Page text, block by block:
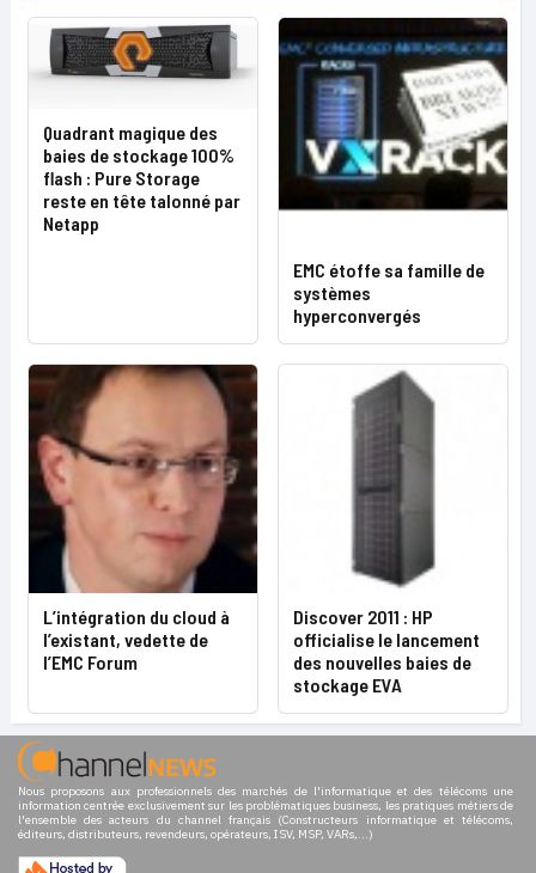
Quadrant magique des
baies de stockage 100%
flash : Pure Storage
reste en tête talonné par
Netapp
EMC étoffe sa famille de
systèmes
hyperconvergés
L’intégration du cloud à
l’existant, vedette de
l’EMC Forum
Discover 2011 : HP
officialise le lancement
des nouvelles baies de
stockage EVA
Nous proposons aux professionnels des marchés de l'informatique et des télécoms une
information centrée exclusivement sur les problématiques business, les pratiques métiers de
l'ensemble des acteurs du channel français (Constructeurs informatique et télécoms,
éditeurs, distributeurs, revendeurs, opérateurs, ISV, MSP, VARs,...)